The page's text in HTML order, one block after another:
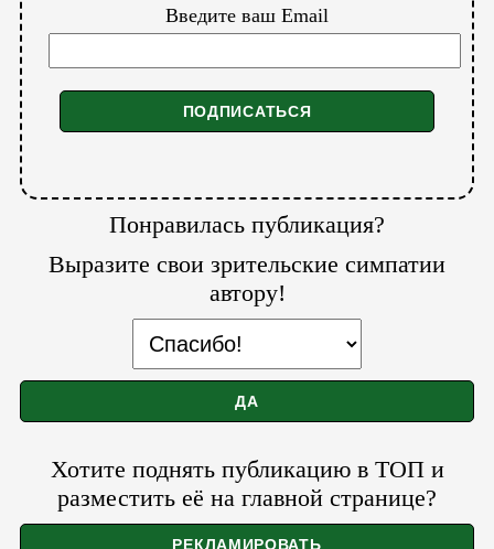
Введите ваш Email
Понравилась публикация?
Выразите свои зрительские симпатии
автору!
Хотите поднять публикацию в ТОП и
разместить её на главной странице?